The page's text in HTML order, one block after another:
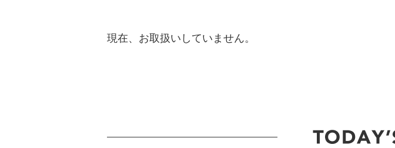
現在、お取扱いしていません。